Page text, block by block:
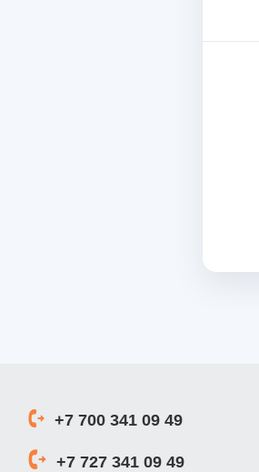
+7 700 341 09 49
+7 727 341 09 49